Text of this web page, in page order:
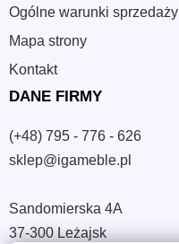
Ogólne warunki sprzedaży
Mapa strony
Kontakt
DANE FIRMY
(+48) 795 - 776 - 626
sklep@igameble.pl
Sandomierska 4A
37-300 Leżajsk